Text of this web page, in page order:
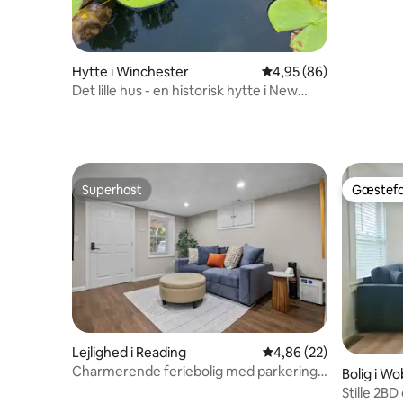
Hytte i Winchester 4,95 ud af 5 i
4,95 (86)
Det lille hus - en historisk hytte i New
Superhost
Superhost
Lejlighed i Reading 4,86 ud af 5 i
4,86 (22)
Charmerende feriebolig med parkering
Bolig i
Stille